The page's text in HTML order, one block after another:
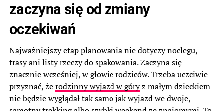
zaczyna się od zmiany
oczekiwań
Najważniejszy etap planowania nie dotyczy noclegu,
trasy ani listy rzeczy do spakowania. Zaczyna się
znacznie wcześniej, w głowie rodziców. Trzeba uczciwie
przyznać, żerodzinny wyjazd w góryz małym dzieckiem
nie będzie wyglądał tak samo jak wyjazd we dwoje,